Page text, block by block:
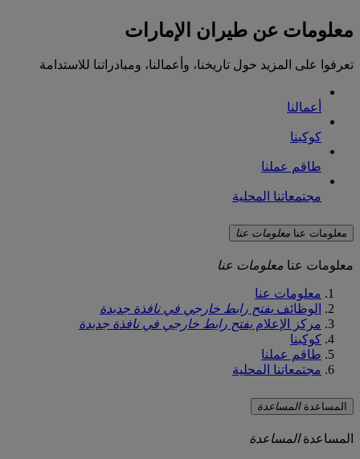
معلومات عن طيران الإمارات
تعرفوا على المزيد حول تاريخنا، وأعمالنا، ومبادراتنا للاستدامة
أعمالنا
كوكبنا
طاقم عملنا
مجتمعاتنا المحلية
معلومات عنا معلومات عنا
معلومات عنا معلومات عنا
معلومات عنا
الوظائف يفتح رابط خارجي في نافذة جديدة
مركز الإعلام يفتح رابط خارجي في نافذة جديدة
كوكبنا
طاقم عملنا
مجتمعاتنا المحلية
المساعدةالمساعدة
المساعدةالمساعدة